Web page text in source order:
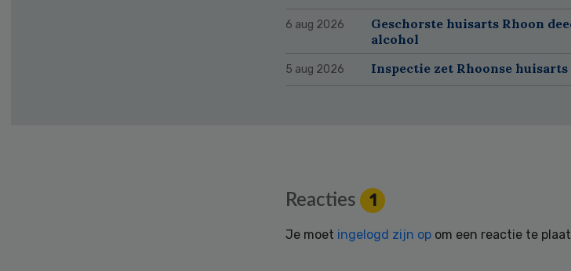
6 aug 2026
Geschorste huisarts Rhoon
alcohol
5 aug 2026 Inspectie zet Rhoonse
Reacties 1
Je moet ingelogd zijn op om een reactie te